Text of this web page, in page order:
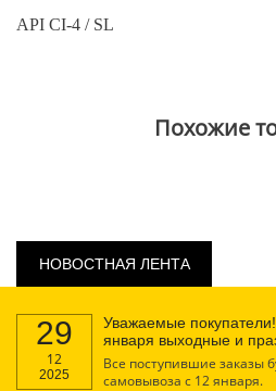
API CI-4 / SL
Похожие
НОВОСТНАЯ ЛЕНТА
29
12
2025
Уважаемые
января выходные и
Все поступившие заказы
самовывоза с 12 января.